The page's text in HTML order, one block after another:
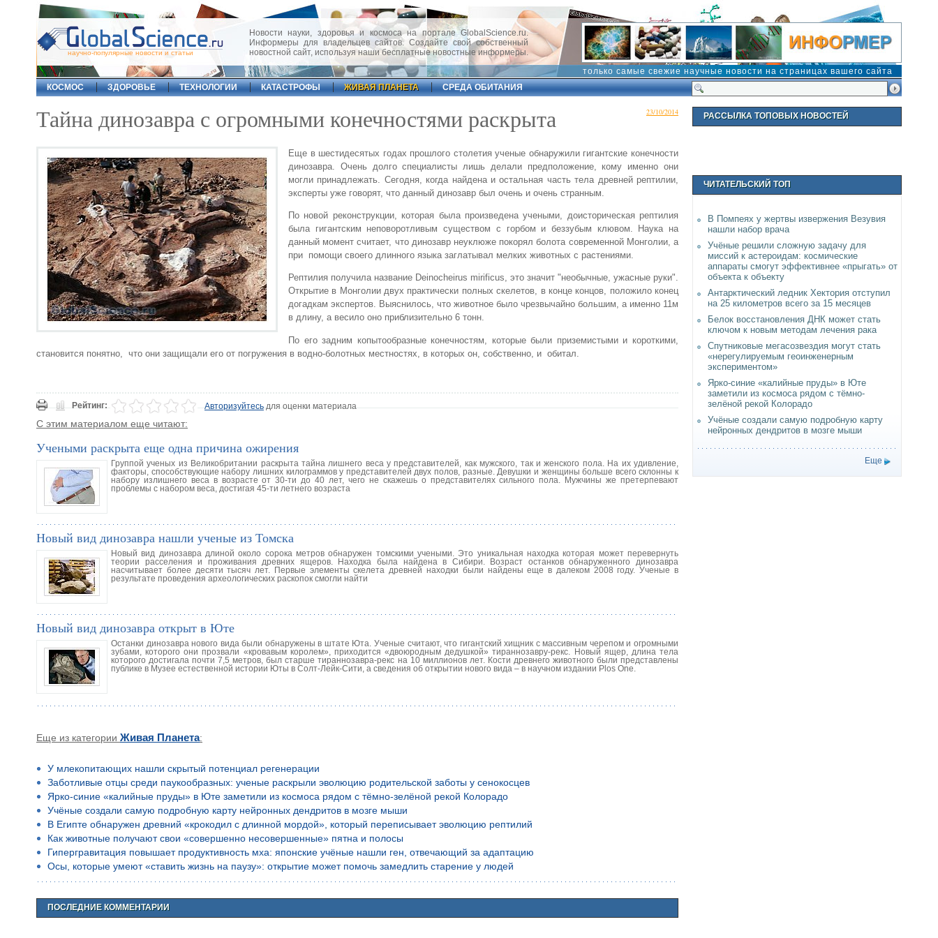
научно-популярные новости и статьи
Новости науки, здоровья и космоса на портале GlobalScience.ru.
Информеры для владельцев сайтов. Создайте свой собственный
новостной сайт, используя наши бесплатные новостные информеры.
только самые свежие научные новости на страницах вашего сайта
КОСМОС
ЗДОРОВЬЕ ТЕХНОЛОГИИ КАТАСТРОФЫ ЖИВАЯ ПЛАНЕТА СРЕДА ОБИТАНИЯ
23/10/2014
Тайна динозавра с огромными конечностями раскрыта
Еще в шестидесятых годах прошлого столетия ученые обнаружили гигантские конечности
динозавра. Очень долго специалисты лишь делали предположение, кому именно они
могли принадлежать. Сегодня, когда найдена и остальная часть тела древней рептилии,
эксперты уже говорят, что данный динозавр был очень и очень странным.
По новой реконструкции, которая была произведена учеными, доисторическая рептилия
была гигантским неповоротливым существом с горбом и беззубым клювом. Наука на
данный момент считает, что динозавр неуклюже покорял болота современной Монголии, а
при помощи своего длинного языка заглатывал мелких животных с растениями.
Рептилия получила название Deinocheirus mirificus, это значит "необычные, ужасные руки".
Открытие в Монголии двух практически полных скелетов, в конце концов, положило конец
догадкам экспертов. Выяснилось, что животное было чрезвычайно большим, а именно 11м
в длину, а весило оно приблизительно 6 тонн.
По его задним копытообразные конечностям, которые были приземистыми и короткими,
становится понятно, что они защищали его от погружения в водно-болотных местностях, в которых он, собственно, и обитал.
Рейтинг: Авторизуйтесьдля оценки материала
С этим материалом еще читают:
Учеными раскрыта еще одна причина ожирения
Группой ученых из Великобритании раскрыта тайна лишнего веса у представителей, как мужского, так и женского пола. На их удивление,
факторы, способствующие набору лишних килограммов у представителей двух полов, разные. Девушки и женщины больше всего склонны к
набору излишнего веса в возрасте от 30-ти до 40 лет, чего не скажешь о представителях сильного пола. Мужчины же претерпевают
проблемы с набором веса, достигая 45-ти летнего возраста
Новый вид динозавра нашли ученые из Томска
Новый вид динозавра длиной около сорока метров обнаружен томскими учеными. Это уникальная находка которая может перевернуть
теории расселения и проживания древних ящеров. Находка была найдена в Сибири. Возраст останков обнаруженного динозавра
насчитывает более десяти тысяч лет. Первые элементы скелета древней находки были найдены еще в далеком 2008 году. Ученые в
результате проведения археологических раскопок смогли найти
Новый вид динозавра открыт в Юте
Останки динозавра нового вида были обнаружены в штате Юта. Ученые считают, что гигантский хищник с массивным черепом и огромными
зубами, которого они прозвали «кровавым королем», приходится «двоюродным дедушкой» тираннозавру-рекс. Новый ящер, длина тела
которого достигала почти 7,5 метров, был старше тираннозавра-рекс на 10 миллионов лет. Кости древнего животного были представлены
публике в Музее естественной истории Юты в Солт-Лейк-Сити, а сведения об открытии нового вида – в научном издании Plos One.
Еще из категории Живая Планета:
У млекопитающих нашли скрытый потенциал регенерации
Заботливые отцы среди паукообразных: ученые раскрыли эволюцию родительской заботы у сенокосцев
Ярко-синие «калийные пруды» в Юте заметили из космоса рядом с тёмно-зелёной рекой Колорадо
Учёные создали самую подробную карту нейронных дендритов в мозге мыши
В Египте обнаружен древний «крокодил с длинной мордой», который переписывает эволюцию рептилий
Как животные получают свои «совершенно несовершенные» пятна и полосы
Гипергравитация повышает продуктивность мха: японские учёные нашли ген, отвечающий за адаптацию
Осы, которые умеют «ставить жизнь на паузу»: открытие может помочь замедлить старение у людей
ПОСЛЕДНИЕ КОММЕНТАРИИ
РАССЫЛКА ТОПОВЫХ НОВОСТЕЙ
ЧИТАТЕЛЬСКИЙ ТОП
В Помпеях у жертвы извержения Везувия
нашли набор врача
Учёные решили сложную задачу для
миссий к астероидам: космические
аппараты смогут эффективнее «прыгать» от
объекта к объекту
Антарктический ледник Хектория отступил
на 25 километров всего за 15 месяцев
Белок восстановления ДНК может стать
ключом к новым методам лечения рака
Спутниковые мегасозвездия могут стать
«нерегулируемым геоинженерным
экспериментом»
Ярко-синие «калийные пруды» в Юте
заметили из космоса рядом с тёмно-
зелёной рекой Колорадо
Учёные создали самую подробную карту
нейронных дендритов в мозге мыши
Еще